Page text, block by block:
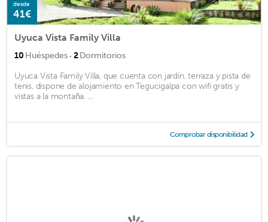
desde
41€
Uyuca Vista Family Villa
10 Huéspedes · 2Dormitorios
Uyuca Vista Family Villa, que cuenta con jardín, terraza y pista de
tenis, dispone de alojamiento en Tegucigalpa con wifi gratis y
vistas a la montaña. ...
Comprobar disponibilidad